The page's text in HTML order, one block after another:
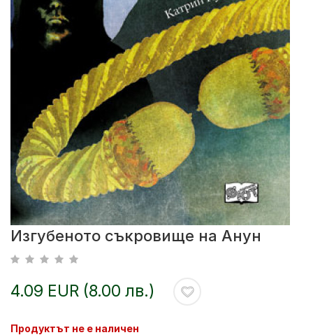
Изгубеното съкровище на Анун
4.09 EUR (8.00 лв.)
Продуктът не е наличен